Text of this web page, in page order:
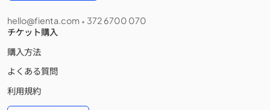
hello@fienta.com • 372 6700 070
チケット購入
購入方法
よくある質問
利用規約